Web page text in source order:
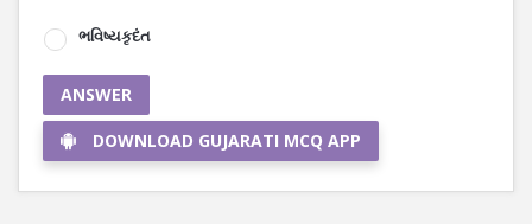
ભવિષ્યકૃદંત
ANSWER
DOWNLOAD GUJARATI MCQ APP